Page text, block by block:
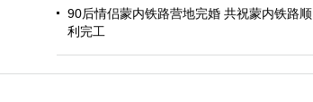
90后情侣蒙内铁路营地完婚 共祝蒙内铁路顺
利完工